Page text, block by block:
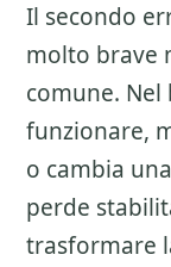
Il secondo
molto brave
comune.
funzionare,
o cambia
perde
trasformare